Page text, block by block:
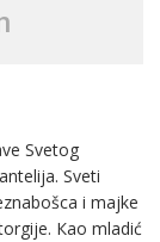
Svеtоg
Sveti
i majke
Кaо mladić